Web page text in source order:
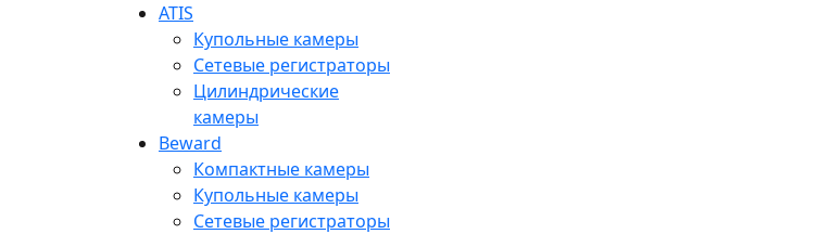
ATIS
Купольные камеры
Сетевые регистраторы
Цилиндрические
камеры
Beward
Компактные камеры
Купольные камеры
Сетевые регистраторы